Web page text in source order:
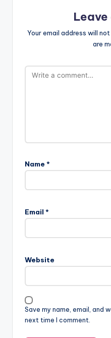
Leave
Your email address will not
are
Name *
Email *
Website
Save my name, email, and
next time I comment.